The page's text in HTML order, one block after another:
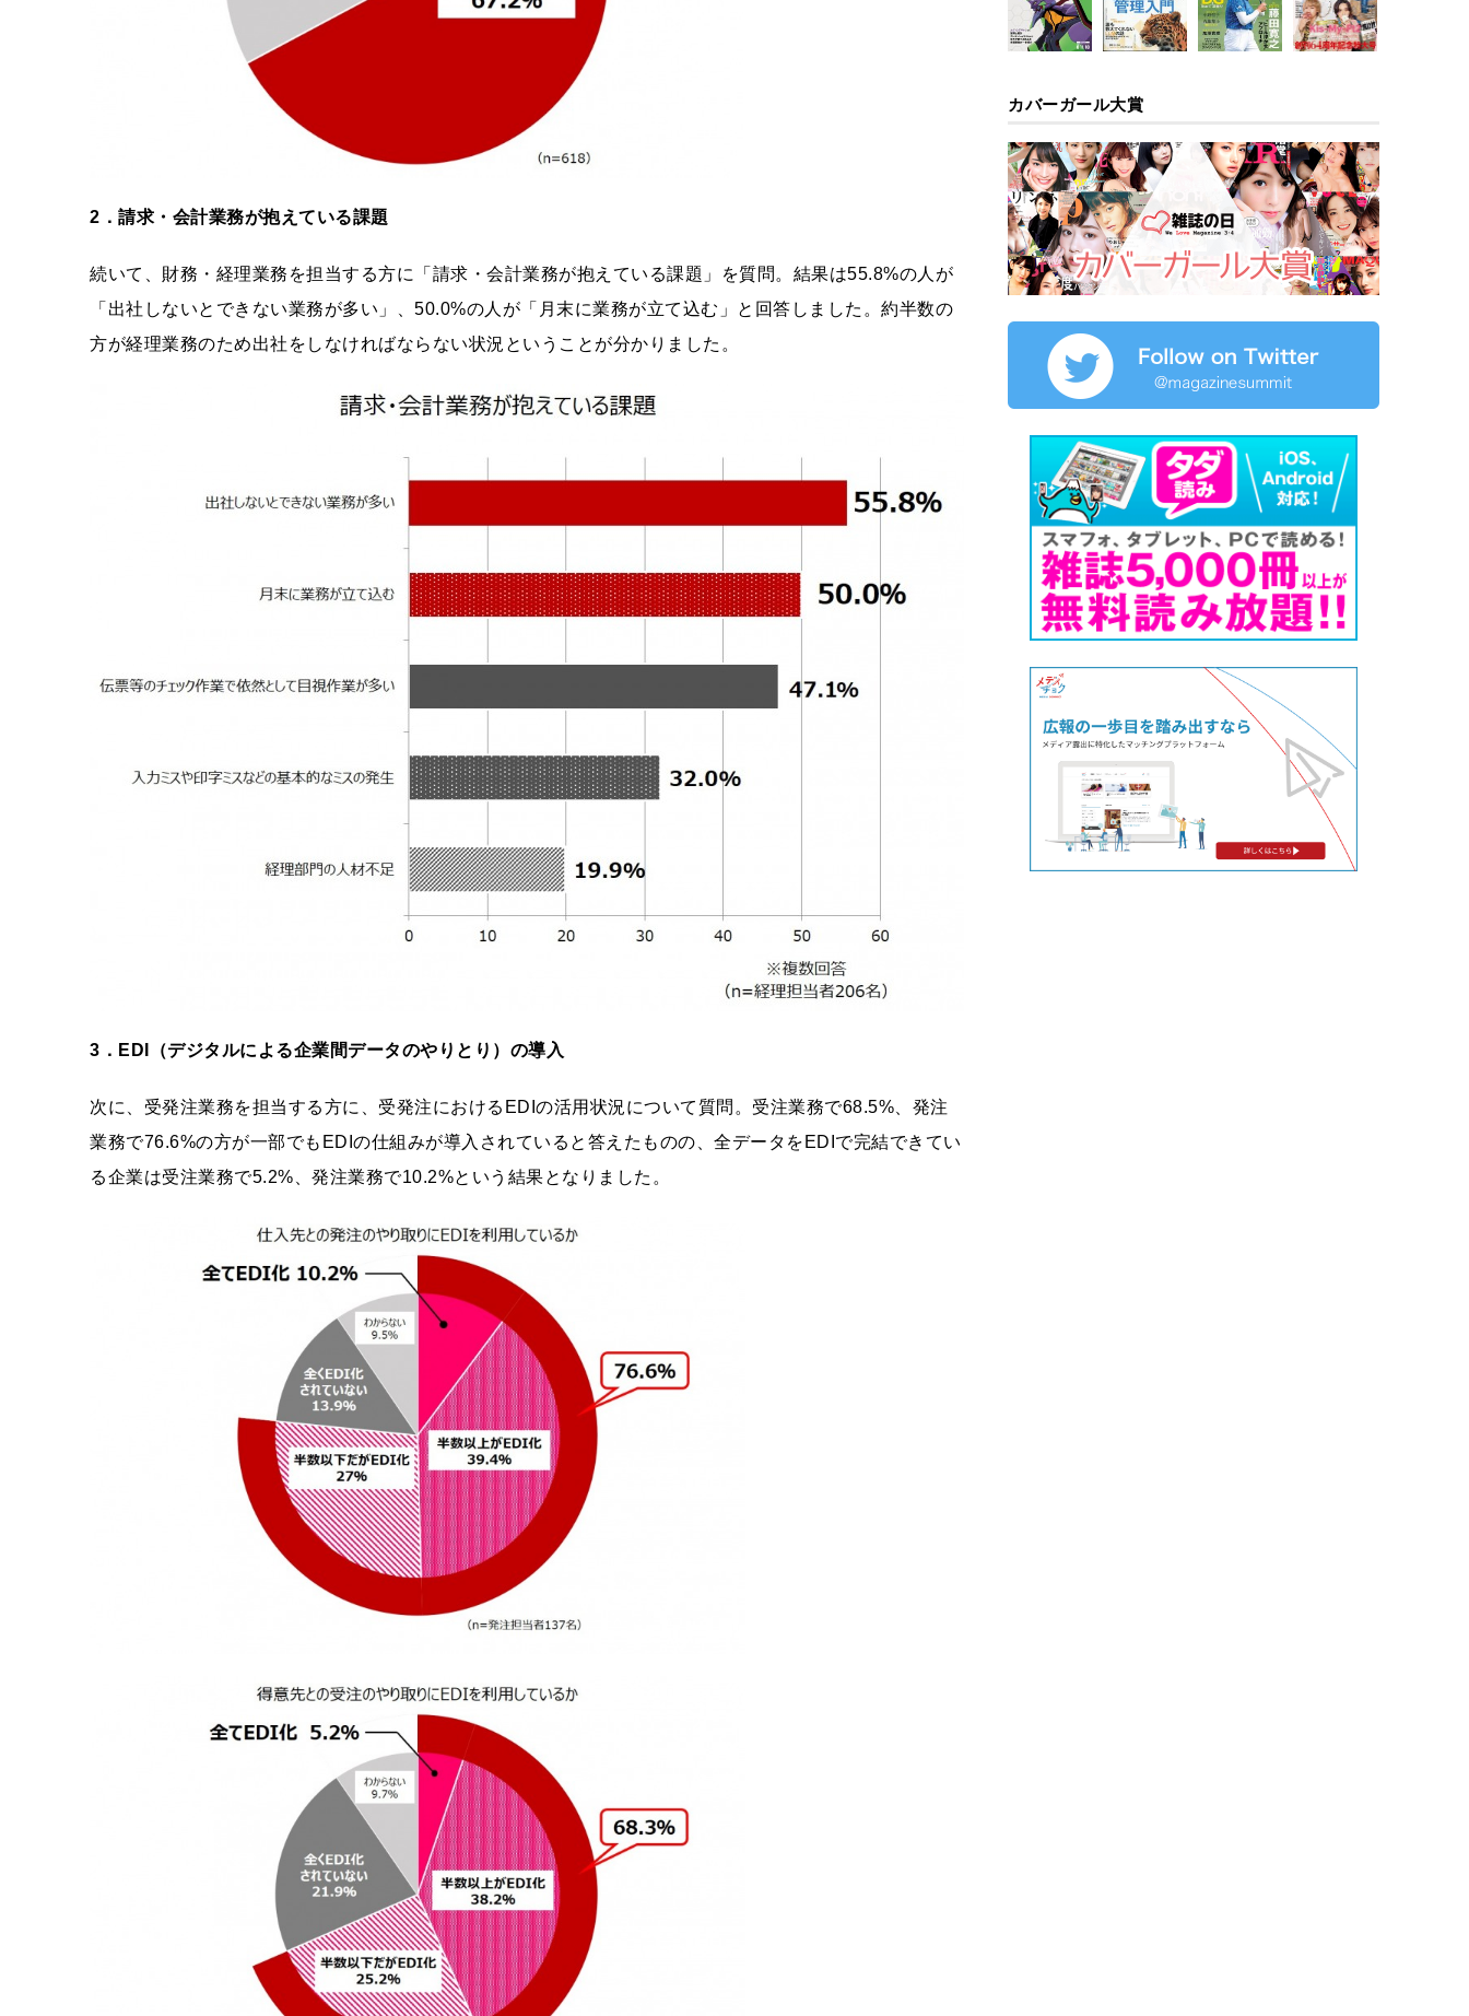
2 ．請求・会計業務が抱えている課題
続いて、財務・経理業務を担当する方に「請求・会計業務が抱えている課題」を質問。結果は55.8%の人が
「出社しないとできない業務が多い」、50.0%の人が「月末に業務が立て込む」と回答しました。約半数の
方が経理業務のため出社をしなければならない状況ということが分かりました。
3 ．EDI （デジタルによる企業間データのやりとり）の導入
次に、受発注業務を担当する方に、受発注におけるEDIの活用状況について質問。受注業務で68.5%、発注
業務で76.6%の方が一部でもEDIの仕組みが導入されていると答えたものの、全データをEDIで完結できてい
る企業は受注業務で5.2%、発注業務で10.2%という結果となりました。
カバーガール大賞